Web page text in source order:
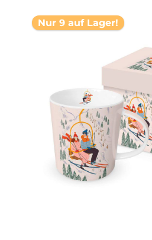
Nur 9 auf Lager!